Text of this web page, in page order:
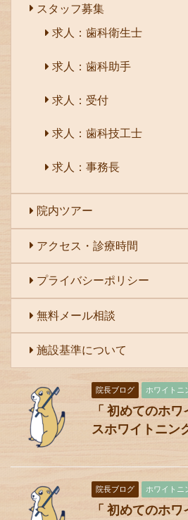
スタッフ募集
求人：歯科衛生士
求人：歯科助手
求人：受付
求人：歯科技工士
求人：事務長
院内ツアー
アクセス・診療時間
プライバシーポリシー
無料メール相談
施設基準について
院長ブログ ホワイトニ
「 初めてのホ
スホワイトニン
院長ブログ ホワイトニ
「 初めてのホ